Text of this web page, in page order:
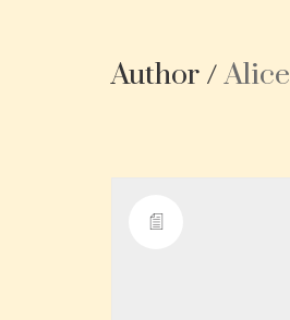
Author /Alice